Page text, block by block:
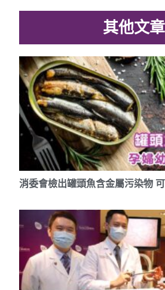
其他文章
消委會檢出罐頭魚含金屬污染物